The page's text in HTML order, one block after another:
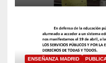
ENSEÑANZA MADRID